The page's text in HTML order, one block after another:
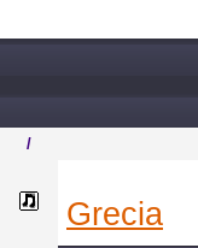
/
grecia